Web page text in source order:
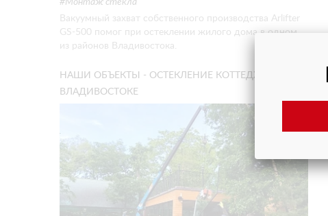
Вакуумный захват собственного производства Arlifter
GS-500 помог при остеклении жилого дома в одном
из районов Владивостока.
НАШИ ОБЪЕКТЫ - ОСТЕКЛЕНИЕ КОТТЕДЖА ВО
ВЛАДИВОСТОКЕ